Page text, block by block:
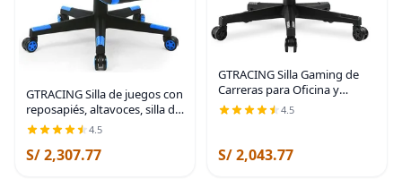
GTRACING Silla de juegos con
reposapiés, altavoces, silla de
videojuegos, Bluetooth,
música, resistente,
ergonómica, silla de
4.5
S/ 2,307.77
GTRACING Silla Gaming de
Carreras para Oficina y
Computadora Ergonómica
Silla de Videojuegos con
Ajustables Reclinable
4.5
S/ 2,043.77